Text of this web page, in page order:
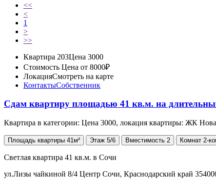
<<
<
1
>
>>
Квартира 203Цена 3000
Стоимость Цена от 8000₽
ЛокацияСмотреть на карте
КонтактыСобственник
Сдам квартиру площадью 41 кв.м. на
Квартира в категории: Цена 3000, локация квартиры: ЖК
Площадь квартиры 41м² Этаж 5/6 Вместимость 2 Комнат 2-
Светлая квартира 41 кв.м. в Сочи
ул.Лизы чайкиной 8/4 Центр Сочи, Краснодарский край